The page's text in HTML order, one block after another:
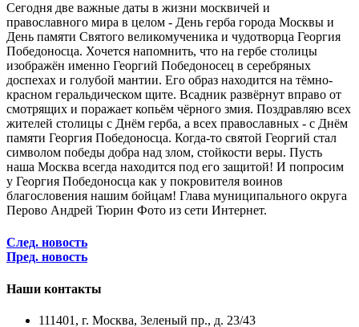
Сегодня две важные даты в жизни москвичей и
православного мира в целом - День герба города Москвы и
День памяти Святого великомученика и чудотворца Георгия
Победоносца. Хочется напомнить, что на гербе столицы
изображён именно Георгий Победоносец в серебряных
доспехах и голубой мантии. Его образ находится на тёмно-
красном геральдическом щите. Всадник развёрнут вправо от
смотрящих и поражает копьём чёрного змия. Поздравляю всех
жителей столицы с Днём герба, а всех православных - с Днём
памяти Георгия Победоносца. Когда-то святой Георгий стал
символом победы добра над злом, стойкости веры. Пусть
наша Москва всегда находится под его защитой! И попросим
у Георгия Победоносца как у покровителя воинов
благословения нашим бойцам! Глава муниципального округа
Перово Андрей Тюрин Фото из сети Интернет.
След. новость
Пред. новость
Наши контакты
111401, г. Москва, Зеленый пр., д. 23/43